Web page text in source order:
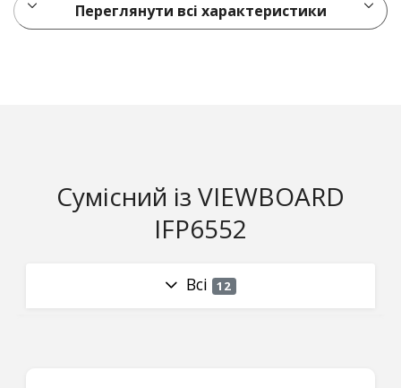
Переглянути всі характеристики
Сумісний із VIEWBOARD
IFP6552
Всі 12